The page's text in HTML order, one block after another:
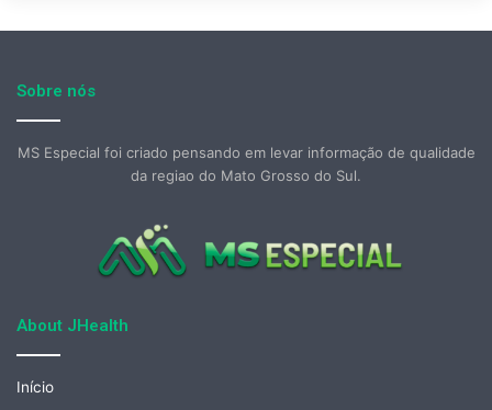
Sobre nós
MS Especial foi criado pensando em levar informação de qualidade
da regiao do Mato Grosso do Sul.
About JHealth
Início